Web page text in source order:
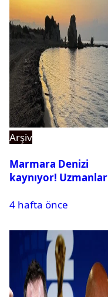
Arşiv
Marmara Denizi
kaynıyor! Uzmanlar
4 hafta önce